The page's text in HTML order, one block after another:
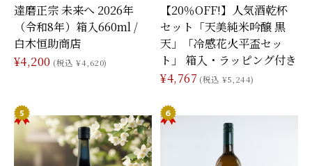
達磨正宗 未来へ 2026年
（令和8年）箱入660ml /
白木恒助商店
¥4,200 (税込 ¥4,620)
【20％OFF!】人気酒乾杯
セット「天美純米吟醸 黒
天」「冷感花火平盃セッ
ト」 箱入・ラッピング付き
¥4,767 (税込 ¥5,244)